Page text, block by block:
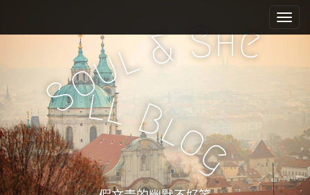
e
n
u
i
c
n
t
e
n
t
Soul&She
ll Bl
og